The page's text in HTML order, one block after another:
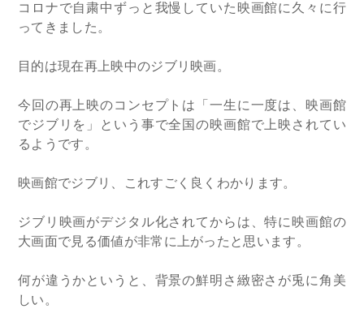
コロナで自粛中ずっと我慢していた映画館に久々に行
ってきました。
目的は現在再上映中のジブリ映画。
今回の再上映のコンセプトは「一生に一度は、映画館
でジブリを」という事で全国の映画館で上映されてい
るようです。
映画館でジブリ、これすごく良くわかります。
ジブリ映画がデジタル化されてからは、特に映画館の
大画面で見る価値が非常に上がったと思います。
何が違うかというと、背景の鮮明さ緻密さが兎に角美
しい。